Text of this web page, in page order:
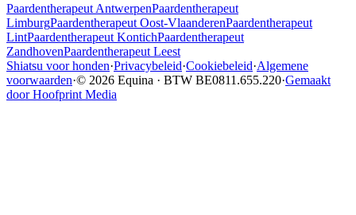
Paardentherapeut AntwerpenPaardentherapeut
LimburgPaardentherapeut Oost-VlaanderenPaardentherapeut
LintPaardentherapeut KontichPaardentherapeut
ZandhovenPaardentherapeut Leest
Shiatsu voor honden·Privacybeleid·Cookiebeleid·Algemene
voorwaarden·© 2026 Equina · BTW BE0811.655.220·Gemaakt
door Hoofprint Media